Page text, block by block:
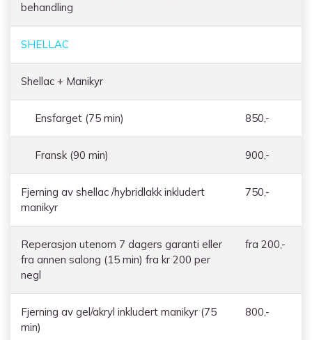
behandling
SHELLAC
Shellac + Manikyr
Ensfarget (75 min) 850,-
Fransk (90 min) 900,-
Fjerning av shellac /hybridlakk inkludert
manikyr
750,-
Reperasjon utenom 7 dagers garanti eller
fra annen salong (15 min) fra kr 200 per
negl
fra 200,-
Fjerning av gel/akryl inkludert manikyr (75
min)
800,-